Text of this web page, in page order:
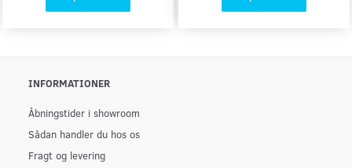
INFORMATIONER
Åbningstider i showroom
Sådan handler du hos os
Fragt og levering